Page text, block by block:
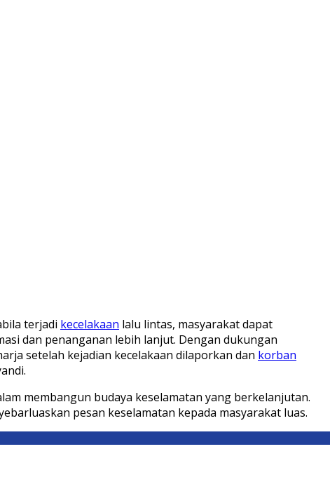
terjadi kecelakaan lalu lintas, masyarakat dapat
dan penanganan lebih lanjut. Dengan dukungan
setelah kejadian kecelakaan dilaporkan dan korban
membangun budaya keselamatan yang berkelanjutan.
pesan keselamatan kepada masyarakat luas.